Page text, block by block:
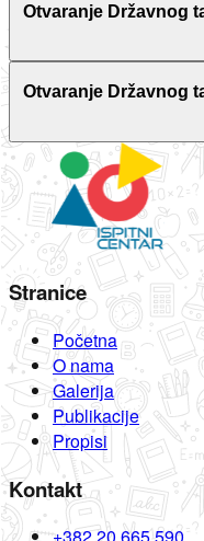
Otvaranje Državnog
Otvaranje Državnog
Stranice
Početna
O nama
Galerija
Publikacije
Propisi
Kontakt